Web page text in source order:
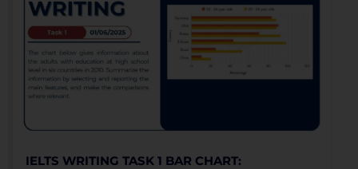
IELTS WRITING TASK 1 BAR CHART: